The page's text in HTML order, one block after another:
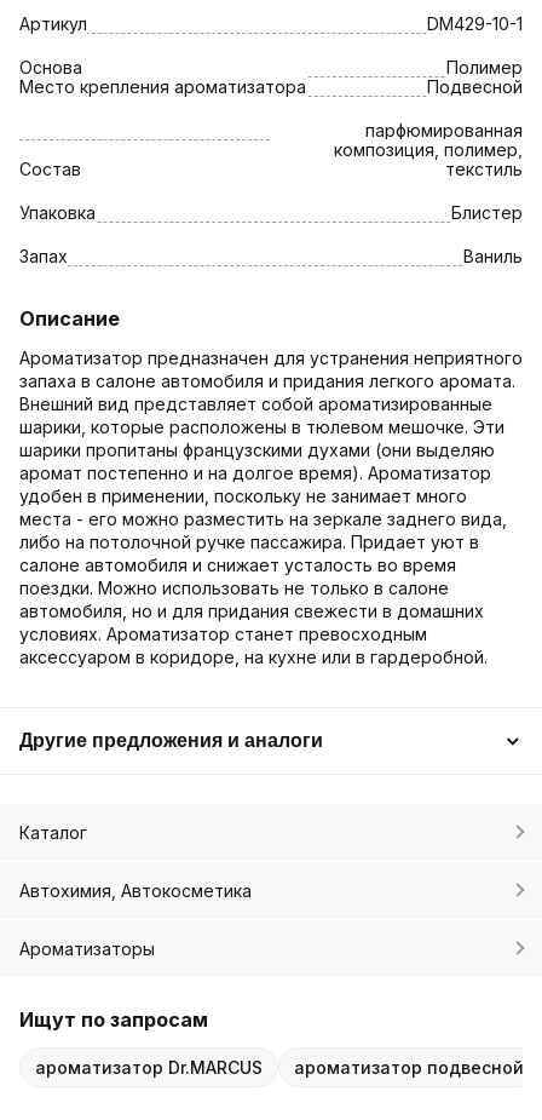
Артикул DM429-10-1
Основа
Полимер
Место крепления ароматизатора
Подвесной
Состав
парфюмированная
композиция, полимер,
текстиль
Упаковка Блистер
Запах Ваниль
Описание
Ароматизатор предназначен для устранения неприятного
запаха в салоне автомобиля и придания легкого аромата.
Внешний вид представляет собой ароматизированные
шарики, которые расположены в тюлевом мешочке. Эти
шарики пропитаны французскими духами (они выделяю
аромат постепенно и на долгое время). Ароматизатор
удобен в применении, поскольку не занимает много
места - его можно разместить на зеркале заднего вида,
либо на потолочной ручке пассажира. Придает уют в
салоне автомобиля и снижает усталость во время
поездки. Можно использовать не только в салоне
автомобиля, но и для придания свежести в домашних
условиях. Ароматизатор станет превосходным
аксессуаром в коридоре, на кухне или в гардеробной.
Другие предложения и аналоги
Каталог
Автохимия, Автокосметика
Ароматизаторы
Ищут по запросам
ароматизатор Dr.MARCUS ароматизатор подвесной